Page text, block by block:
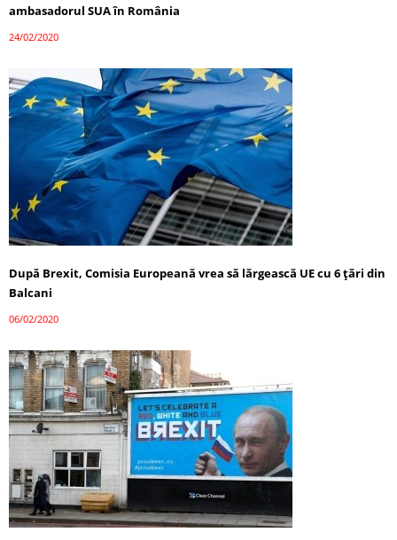
ambasadorul SUA în România
24/02/2020
După Brexit, Comisia Europeană vrea să lărgească UE cu 6 ţări din
Balcani
06/02/2020